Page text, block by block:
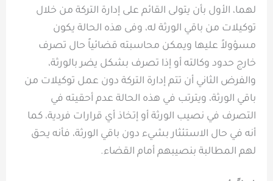
لهما، الأول بأن يتولى القائم على إدارة التركة من خلال
توكيلات من باقي الورثة له، وفى هذه الحالة يكون
مسؤولاً عليها ويمكن محاسبته قضائياً حال تصرف
خارج حدود وكالته أو إذا تصرف بشكل يضر بالورثة،
والفرض الثاني أن تتم إدارة التركة دون عمل توكيلات من
باقي الورثة، ويترتب في هذه الحالة عدم أحقيته في
التصرف في نصيب الورثة أو إتخاذ أي قرارات فردية، كما
أنه في حال الاستئثار بشيء دون باقي الورثة، فأنه يحق
لهم المطالبة بنصيبهم أمام القضاء.